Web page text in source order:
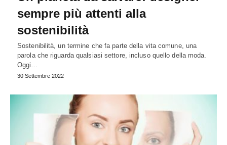
sempre più attenti alla
sostenibilità
Sostenibilità, un termine che fa parte della vita comune, una
parola che riguarda qualsiasi settore, incluso quello della moda.
Oggi…
30 Settembre 2022